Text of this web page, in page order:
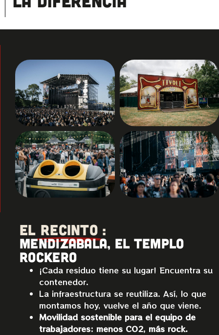
EL RECINTO :
Mendizabala, el templo
rockero
¡Cada residuo tiene su lugar! Encuentra su
contenedor.
La infraestructura se reutiliza. Así, lo que
montamos hoy, vuelve el año que viene.
Movilidad sostenible para el equipo de
trabajadores: menos CO2, más rock.